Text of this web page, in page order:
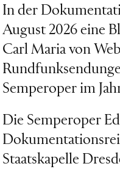
In der
August 2026 eine
Carl Maria von
Semperoper im
Die Semperoper
Staatskapelle